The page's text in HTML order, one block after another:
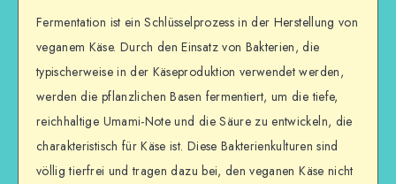
Fermentation ist ein Schlüsselprozess in der Herstellung von
veganem Käse. Durch den Einsatz von Bakterien, die
typischerweise in der Käseproduktion verwendet werden,
werden die pflanzlichen Basen fermentiert, um die tiefe,
reichhaltige Umami-Note und die Säure zu entwickeln, die
charakteristisch für Käse ist. Diese Bakterienkulturen sind
völlig tierfrei und tragen dazu bei, den veganen Käse nicht